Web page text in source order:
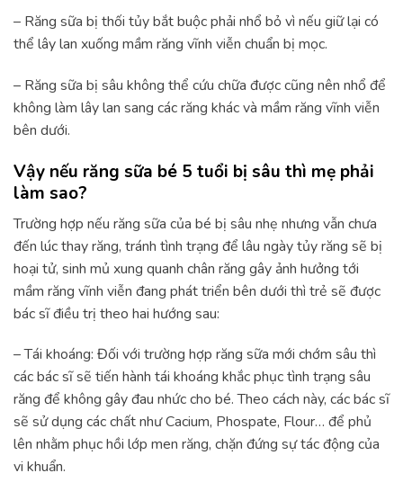
– Răng sữa bị thối tủy bắt buộc phải nhổ bỏ vì nếu giữ lại có
thể lây lan xuống mầm răng vĩnh viễn chuẩn bị mọc.
– Răng sữa bị sâu không thể cứu chữa được cũng nên nhổ để
không làm lây lan sang các răng khác và mầm răng vĩnh viễn
bên dưới.
Vậy nếu răng sữa bé 5 tuổi bị sâu thì mẹ phải
làm sao?
Trường hợp nếu răng sữa của bé bị sâu nhẹ nhưng vẫn chưa
đến lúc thay răng, tránh tình trạng để lâu ngày tủy răng sẽ bị
hoại tử, sinh mủ xung quanh chân răng gây ảnh hưởng tới
mầm răng vĩnh viễn đang phát triển bên dưới thì trẻ sẽ được
bác sĩ điều trị theo hai hướng sau:
– Tái khoáng: Đối với trường hợp răng sữa mới chớm sâu thì
các bác sĩ sẽ tiến hành tái khoáng khắc phục tình trạng sâu
răng để không gây đau nhức cho bé. Theo cách này, các bác sĩ
sẽ sử dụng các chất như Cacium, Phospate, Flour… để phủ
lên nhằm phục hồi lớp men răng, chặn đứng sự tác động của
vi khuẩn.